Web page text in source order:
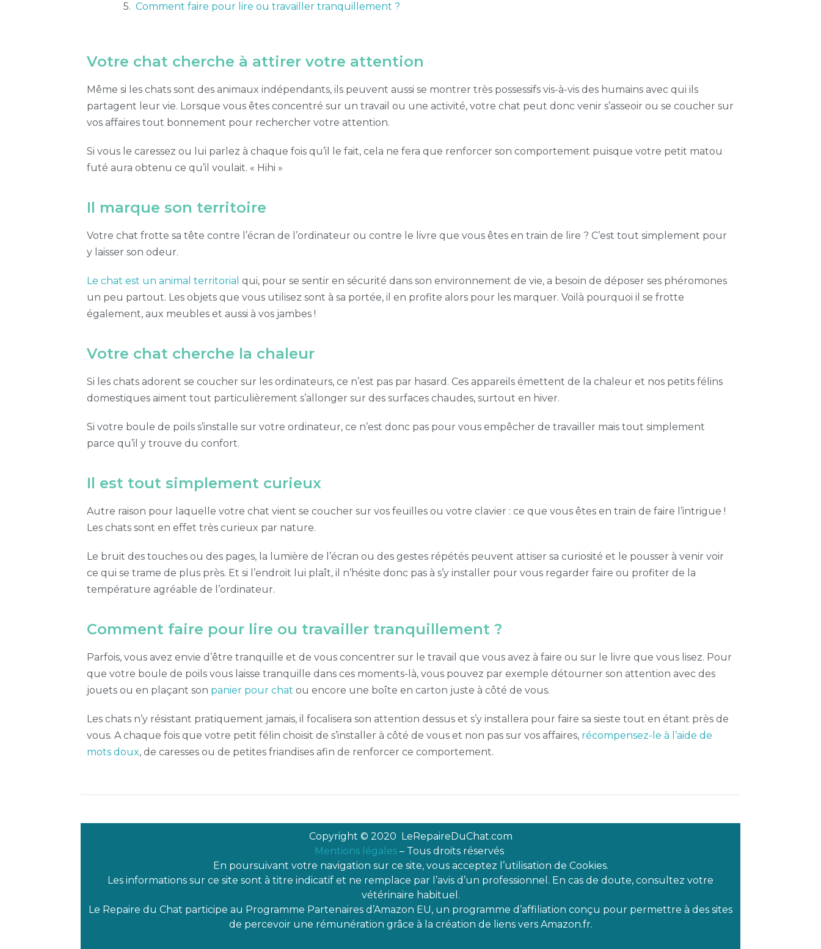
Comment faire pour lire ou travailler tranquillement ?
Votre chat cherche à attirer votre attention
Même si les chats sont des animaux indépendants, ils peuvent aussi se montrer très possessifs vis-à-vis des humains avec qui ils
partagent leur vie. Lorsque vous êtes concentré sur un travail ou une activité, votre chat peut donc venir s’asseoir ou se coucher sur
vos affaires tout bonnement pour rechercher votre attention.
Si vous le caressez ou lui parlez à chaque fois qu’il le fait, cela ne fera que renforcer son comportement puisque votre petit matou
futé aura obtenu ce qu’il voulait. « Hihi »
Il marque son territoire
Votre chat frotte sa tête contre l’écran de l’ordinateur ou contre le livre que vous êtes en train de lire ? C’est tout simplement pour
y laisser son odeur.
Le chat est un animal territorial qui, pour se sentir en sécurité dans son environnement de vie, a besoin de déposer ses phéromones
un peu partout. Les objets que vous utilisez sont à sa portée, il en profite alors pour les marquer. Voilà pourquoi il se frotte
également, aux meubles et aussi à vos jambes !
Votre chat cherche la chaleur
Si les chats adorent se coucher sur les ordinateurs, ce n’est pas par hasard. Ces appareils émettent de la chaleur et nos petits félins
domestiques aiment tout particulièrement s’allonger sur des surfaces chaudes, surtout en hiver.
Si votre boule de poils s’installe sur votre ordinateur, ce n’est donc pas pour vous empêcher de travailler mais tout simplement
parce qu’il y trouve du confort.
Il est tout simplement curieux
Autre raison pour laquelle votre chat vient se coucher sur vos feuilles ou votre clavier : ce que vous êtes en train de faire l’intrigue !
Les chats sont en effet très curieux par nature.
Le bruit des touches ou des pages, la lumière de l’écran ou des gestes répétés peuvent attiser sa curiosité et le pousser à venir voir
ce qui se trame de plus près. Et si l’endroit lui plaît, il n’hésite donc pas à s’y installer pour vous regarder faire ou profiter de la
température agréable de l’ordinateur.
Comment faire pour lire ou travailler tranquillement ?
Parfois, vous avez envie d’être tranquille et de vous concentrer sur le travail que vous avez à faire ou sur le livre que vous lisez. Pour
que votre boule de poils vous laisse tranquille dans ces moments-là, vous pouvez par exemple détourner son attention avec des
jouets ou en plaçant son panier pour chat ou encore une boîte en carton juste à côté de vous.
Les chats n’y résistant pratiquement jamais, il focalisera son attention dessus et s’y installera pour faire sa sieste tout en étant près de
vous. A chaque fois que votre petit félin choisit de s’installer à côté de vous et non pas sur vos affaires, récompensez-le à l’aide de
mots doux, de caresses ou de petites friandises afin de renforcer ce comportement.
Copyright © 2020 LeRepaireDuChat.com
Mentions légales – Tous droits réservés
En poursuivant votre navigation sur ce site, vous acceptez l’utilisation de Cookies.
Les informations sur ce site sont à titre indicatif et ne remplace par l’avis d’un professionnel. En cas de doute, consultez votre
vétérinaire habituel.
Le Repaire du Chat participe au Programme Partenaires d’Amazon EU, un programme d’affiliation conçu pour permettre à des sites
de percevoir une rémunération grâce à la création de liens vers Amazon.fr.